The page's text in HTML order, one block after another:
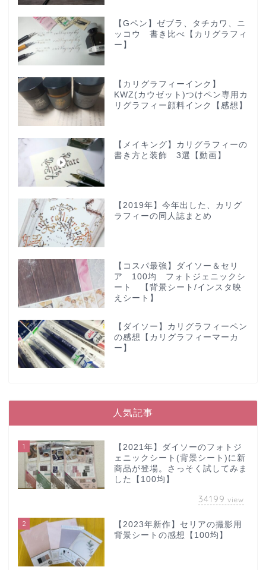
【Gペン】ゼブラ、タチカワ、ニ
ッコウ 書き比べ【カリグラフィ
ー】
【カリグラフィーインク】
KWZ(カウゼット)つけペン専用カ
リグラフィー顔料インク【感想】
【メイキング】カリグラフィーの
書き方と装飾 3選【動画】
【2019年】今年出した、カリグ
ラフィーの同人誌まとめ
【コスパ最強】ダイソー＆セリ
ア 100均 フォトジェニックシ
ート 【背景シート/インスタ映
えシート】
【ダイソー】カリグラフィーペン
の感想【カリグラフィーマーカ
ー】
人気記事
1
【2021年】ダイソーのフォトジ
ェニックシート(背景シート)に新
商品が登場。さっそく試してみま
した【100均】
34199 view
2
【2023年新作】セリアの撮影用
背景シートの感想【100均】